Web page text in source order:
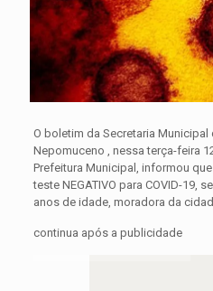
O boletim da Secretaria Municipal
Nepomuceno , nessa terça-feira
Prefeitura Municipal, informou
teste NEGATIVO para COVID-19,
anos de idade, moradora da
continua após a publicidade